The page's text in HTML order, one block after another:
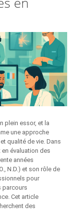
plein essor, et la
une approche
qualité de vie. Dans
évaluation des
années
N.D.) et son rôle de
pour
parcours
Cet article
des